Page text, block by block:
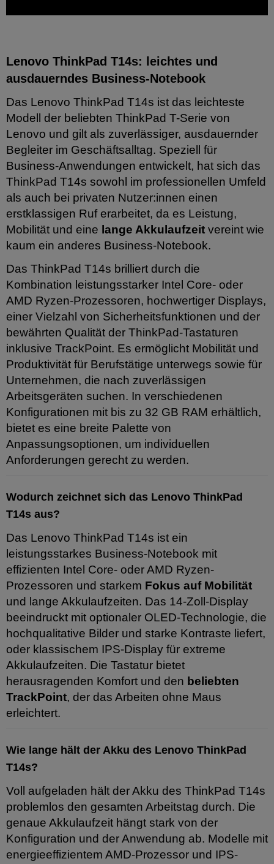
Lenovo ThinkPad T14s: leichtes und
ausdauerndes Business-Notebook
Das Lenovo ThinkPad T14s ist das leichteste
Modell der beliebten ThinkPad T-Serie von
Lenovo und gilt als zuverlässiger, ausdauernder
Begleiter im Geschäftsalltag. Speziell für
Business-Anwendungen entwickelt, hat sich das
ThinkPad T14s sowohl im professionellen Umfeld
als auch bei privaten Nutzer:innen einen
erstklassigen Ruf erarbeitet, da es Leistung,
Mobilität und eine lange Akkulaufzeit vereint wie
kaum ein anderes Business-Notebook.
Das ThinkPad T14s brilliert durch die
Kombination leistungsstarker Intel Core- oder
AMD Ryzen-Prozessoren, hochwertiger Displays,
einer Vielzahl von Sicherheitsfunktionen und der
bewährten Qualität der ThinkPad-Tastaturen
inklusive TrackPoint. Es ermöglicht Mobilität und
Produktivität für Berufstätige unterwegs sowie für
Unternehmen, die nach zuverlässigen
Arbeitsgeräten suchen. In verschiedenen
Konfigurationen mit bis zu 32 GB RAM erhältlich,
bietet es eine breite Palette von
Anpassungsoptionen, um individuellen
Anforderungen gerecht zu werden.
Wodurch zeichnet sich das Lenovo ThinkPad
T14s aus?
Das Lenovo ThinkPad T14s ist ein
leistungsstarkes Business-Notebook mit
effizienten Intel Core- oder AMD Ryzen-
Prozessoren und starkem Fokus auf Mobilität
und lange Akkulaufzeiten. Das 14-Zoll-Display
beeindruckt mit optionaler OLED-Technologie, die
hochqualitative Bilder und starke Kontraste liefert,
oder klassischem IPS-Display für extreme
Akkulaufzeiten. Die Tastatur bietet
herausragenden Komfort und den beliebten
TrackPoint, der das Arbeiten ohne Maus
erleichtert.
Wie lange hält der Akku des Lenovo ThinkPad
T14s?
Voll aufgeladen hält der Akku des ThinkPad T14s
problemlos den gesamten Arbeitstag durch. Die
genaue Akkulaufzeit hängt stark von der
Konfiguration und der Anwendung ab. Modelle mit
energieeffizientem AMD-Prozessor und IPS-